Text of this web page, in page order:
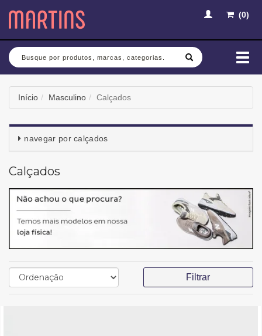
(0)
Busca
Início Masculino Calçados
navegar porcalçados
Calçados
Filtrar